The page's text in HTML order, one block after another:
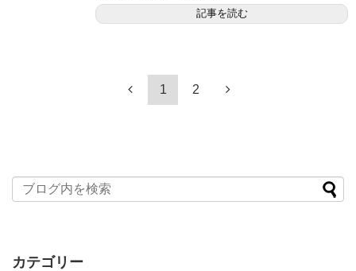
記事を読む
1 2
カテゴリー